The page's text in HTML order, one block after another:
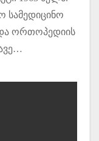
სამედიცინო
ორთოპედიის